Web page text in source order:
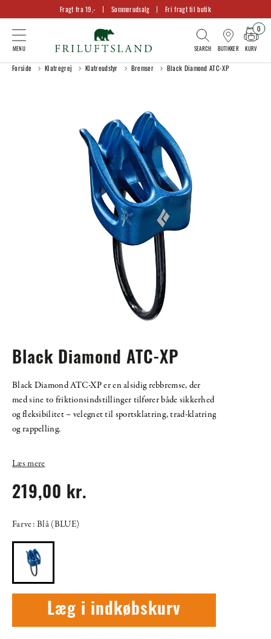
Fragt fra 19,- Sommerudsalg Fri fragt til butik
BUTIKKER KURV
0
Forside Klatregrej Klatreudstyr Bremser Black Diamond ATC-XP
Black Diamond ATC-XP
Black Diamond ATC-XP er en alsidig rebbremse, der
med sine to friktionsindstillinger tilfører både sikkerhed
og fleksibilitet – velegnet til sportsklatring, trad-klatring
og rappelling.
Læs mere
219,00 kr.
Farve: Blå (BLUE)
Læg i indkøbskurv